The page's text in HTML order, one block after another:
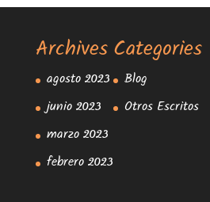
Archives
agosto 2023
junio 2023
marzo 2023
febrero 2023
Categories
Blog
Otros Escritos